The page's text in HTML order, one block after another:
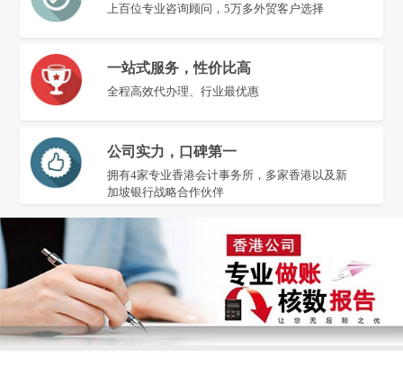
上百位专业咨询顾问，5万多外贸客户选择
一站式服务，性价比高
全程高效代办理、行业最优惠
公司实力，口碑第一
拥有4家专业香港会计事务所，多家香港以及新
加坡银行战略合作伙伴